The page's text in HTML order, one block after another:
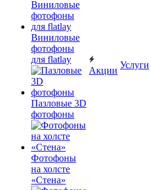
Виниловые
фотофоны
для flatlay
Пазловые 3D
фотофоны
Фотофоны
на холсте
«Стена»
Акции
Услуги